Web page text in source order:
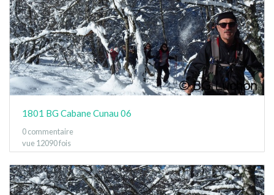
1801 BG Cabane Cunau 06
0 commentaire
vue 12090 fois